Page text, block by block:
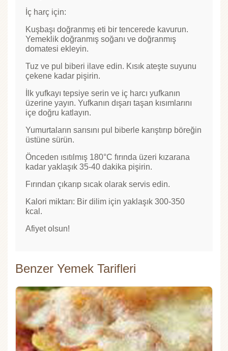
İç harç için:
Kuşbaşı doğranmış eti bir tencerede kavurun.
Yemeklik doğranmış soğanı ve doğranmış
domatesi ekleyin.
Tuz ve pul biberi ilave edin. Kısık ateşte suyunu
çekene kadar pişirin.
İlk yufkayı tepsiye serin ve iç harcı yufkanın
üzerine yayın. Yufkanın dışarı taşan kısımlarını
içe doğru katlayın.
Yumurtaların sarısını pul biberle karıştırıp böreğin
üstüne sürün.
Önceden ısıtılmış 180°C fırında üzeri kızarana
kadar yaklaşık 35-40 dakika pişirin.
Fırından çıkarıp sıcak olarak servis edin.
Kalori miktarı: Bir dilim için yaklaşık 300-350
kcal.
Afiyet olsun!
Benzer Yemek Tarifleri